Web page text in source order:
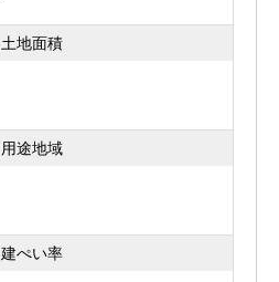
土地面積
用途地域
建ぺい率